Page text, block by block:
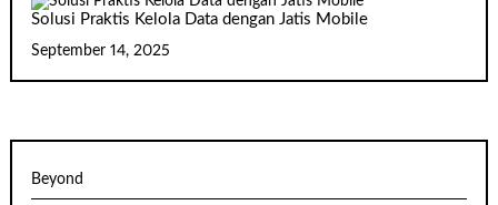
Solusi Praktis Kelola Data dengan Jatis Mobile
September 14, 2025
Beyond